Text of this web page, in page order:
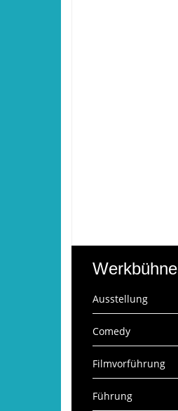
Werkbühne
Ausstellung
Comedy
Filmvorführung
Führung